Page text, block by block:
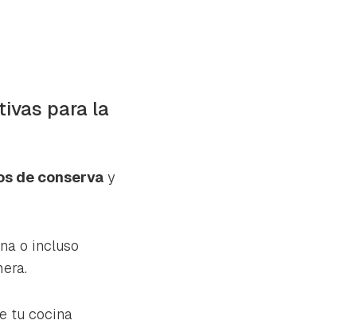
para la
de conserva y
o incluso
tu cocina